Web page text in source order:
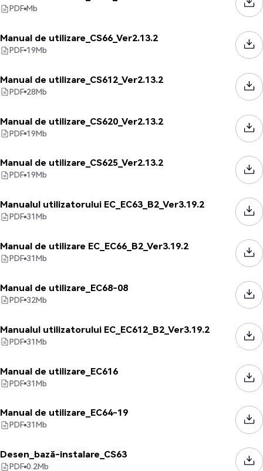
PDF Mb
Manual de utilizare_CS66_Ver2.13.2
PDF 19Mb
Manual de utilizare_CS612_Ver2.13.2
PDF 28Mb
Manual de utilizare_CS620_Ver2.13.2
PDF 19Mb
Manual de utilizare_CS625_Ver2.13.2
PDF 19Mb
Manualul utilizatorului EC_EC63_B2_Ver3.19.2
PDF 31Mb
Manual de utilizare EC_EC66_B2_Ver3.19.2
PDF 31Mb
Manual de utilizare_EC68-08
PDF 32Mb
Manualul utilizatorului EC_EC612_B2_Ver3.19.2
PDF 31Mb
Manual de utilizare_EC616
PDF 31Mb
Manual de utilizare_EC64-19
PDF 31Mb
Desen_bază-instalare_CS63
PDF 0.2Mb